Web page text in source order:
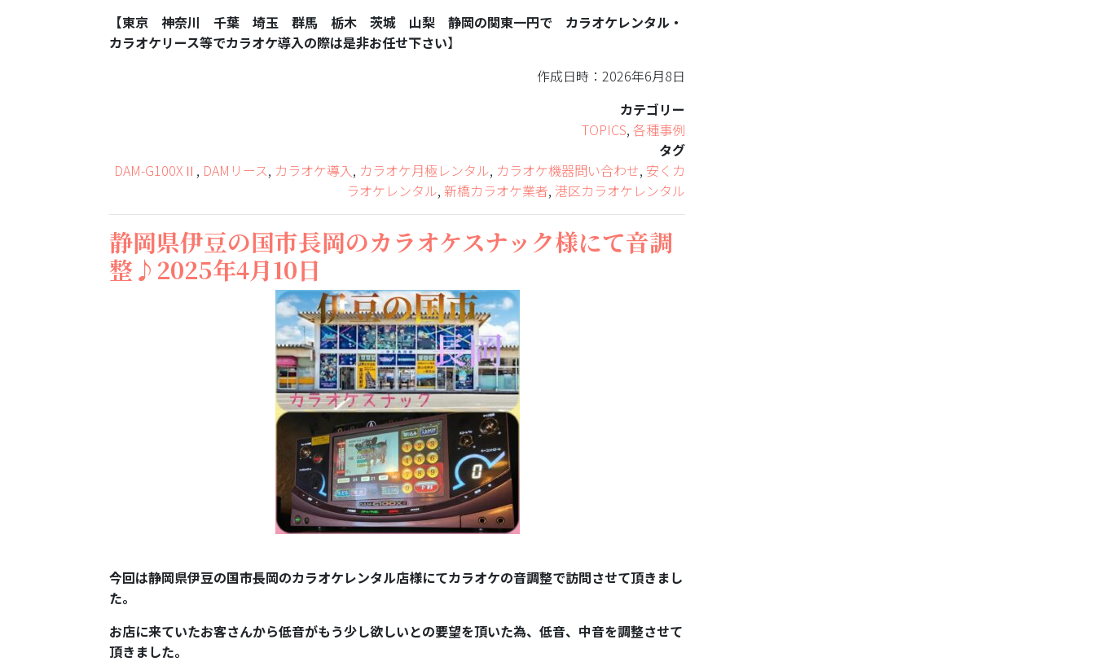
【東京 神奈川 千葉 埼玉 群馬 栃木 茨城 山梨 静岡の関東一円で カラオケレンタル・
カラオケリース等でカラオケ導入の際は是非お任せ下さい】
作成日時：2026年6月8日
カテゴリー
TOPICS,各種事例
タグ
DAM-G100XⅡ , DAMリース, カラオケ導入, カラオケ月極レンタル, カラオケ機器問い合わせ, 安くカ
ラオケレンタル,新橋カラオケ業者, 港区カラオケレンタル
静岡県伊豆の国市長岡のカラオケスナック様にて音調
整♪2025年4月10日
今回は静岡県伊豆の国市長岡のカラオケレンタル店様にてカラオケの音調整で訪問させて頂きまし
た。
お店に来ていたお客さんから低音がもう少し欲しいとの要望を頂いた為、低音、中音を調整させて
頂きました。